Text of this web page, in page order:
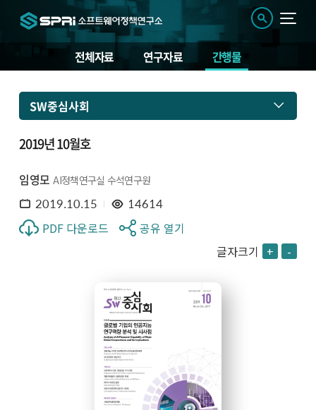
전체자료 연구자료 간행물
SW중심사회
2019년 10월호
임영모 AI정책연구실 수석연구원
2019.10.15 14614
PDF 다운로드
공유 열기
글자크기 + -